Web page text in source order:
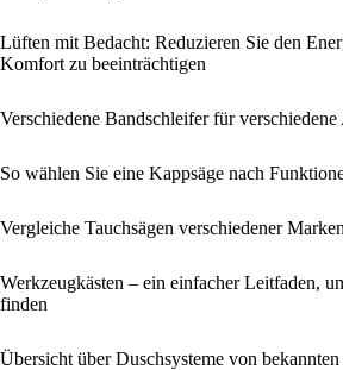
Lüften mit Bedacht: Reduzieren Sie den
Komfort zu beeinträchtigen
Verschiedene Bandschleifer für verschiedene
So wählen Sie eine Kappsäge nach
Vergleiche Tauchsägen verschiedener Marken
Werkzeugkästen – ein einfacher Leitfaden,
finden
Übersicht über Duschsysteme von